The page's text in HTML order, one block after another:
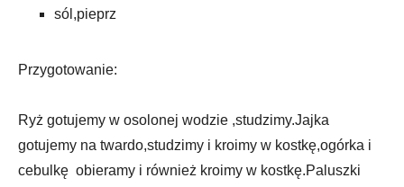
sól,pieprz
Przygotowanie:
Ryż gotujemy w osolonej wodzie ,studzimy.Jajka
gotujemy na twardo,studzimy i kroimy w kostkę,ogórka i
cebulkę obieramy i również kroimy w kostkę.Paluszki